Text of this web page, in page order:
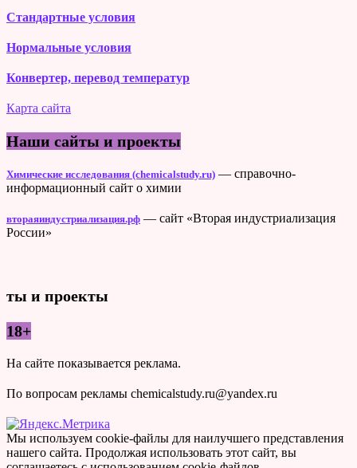
Стандартные условия
Нормальные условия
Конвертер, перевод температур
Карта сайта
Наши сайты и проекты
Химические исследования (chemicalstudy.ru) — справочно-
информационный сайт о химии
втораяиндустриализация.рф — сайт «Вторая индустриализация
России»
ты и проекты
18+
На сайте показывается реклама.
По вопросам рекламы chemicalstudy.ru@yandex.ru
Мы используем cookie-файлы для наилучшего представления
нашего сайта. Продолжая использовать этот сайт, вы